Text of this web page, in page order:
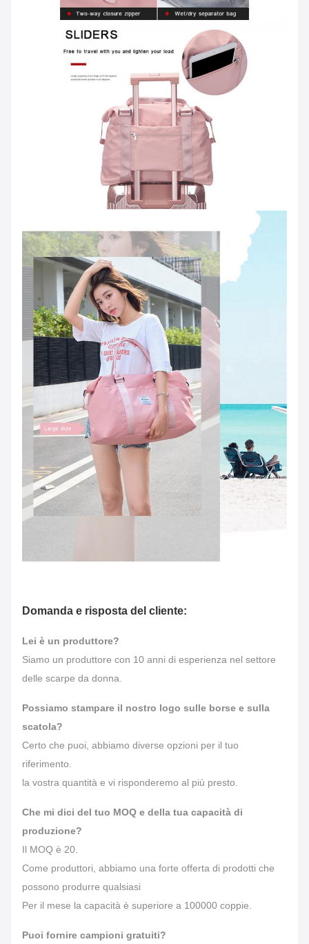
Domanda e risposta del cliente:
Lei è un produttore?
Siamo un produttore con 10 anni di esperienza nel settore
delle scarpe da donna.
Possiamo stampare il nostro logo sulle borse e sulla
scatola?
Certo che puoi, abbiamo diverse opzioni per il tuo
riferimento.
la vostra quantità e vi risponderemo al più presto.
Che mi dici del tuo MOQ e della tua capacità di
produzione?
Il MOQ è 20.
Come produttori, abbiamo una forte offerta di prodotti che
possono produrre qualsiasi
Per il mese la capacità è superiore a 100000 coppie.
Puoi fornire campioni gratuiti?